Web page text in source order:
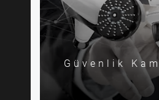
Güvenlik